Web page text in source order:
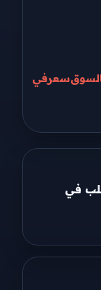
سعرفي
واتساب
في